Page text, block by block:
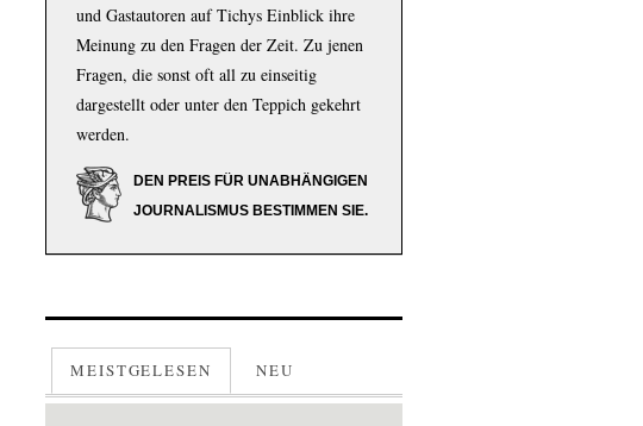
und Gastautoren auf Tichys Einblick ihre
Meinung zu den Fragen der Zeit. Zu jenen
Fragen, die sonst oft all zu einseitig
dargestellt oder unter den Teppich gekehrt
werden.
DEN PREIS FÜR UNABHÄNGIGEN
JOURNALISMUS BESTIMMEN SIE.
MEISTGELESEN NEU